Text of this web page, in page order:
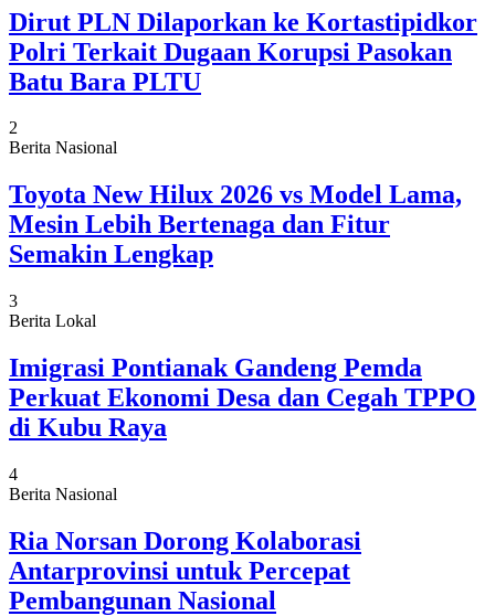
Dirut PLN Dilaporkan ke Kortastipidkor
Polri Terkait Dugaan Korupsi Pasokan
Batu Bara PLTU
2
Berita Nasional
Toyota New Hilux 2026 vs Model Lama,
Mesin Lebih Bertenaga dan Fitur
Semakin Lengkap
3
Berita Lokal
Imigrasi Pontianak Gandeng Pemda
Perkuat Ekonomi Desa dan Cegah TPPO
di Kubu Raya
4
Berita Nasional
Ria Norsan Dorong Kolaborasi
Antarprovinsi untuk Percepat
Pembangunan Nasional